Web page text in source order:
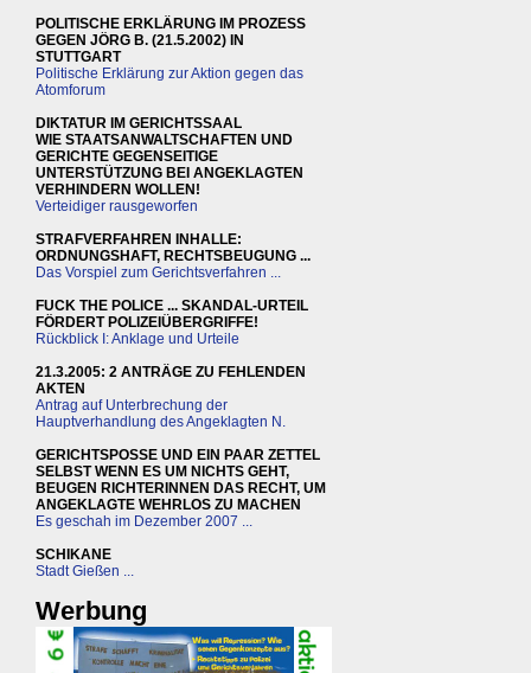
POLITISCHE ERKLÄRUNG IM PROZESS
GEGEN JÖRG B. (21.5.2002) IN
STUTTGART
Politische Erklärung zur Aktion gegen das
Atomforum
DIKTATUR IM GERICHTSSAAL
WIE STAATSANWALTSCHAFTEN UND
GERICHTE GEGENSEITIGE
UNTERSTÜTZUNG BEI ANGEKLAGTEN
VERHINDERN WOLLEN!
Verteidiger rausgeworfen
STRAFVERFAHREN INHALLE:
ORDNUNGSHAFT, RECHTSBEUGUNG ...
Das Vorspiel zum Gerichtsverfahren ...
FUCK THE POLICE ... SKANDAL-URTEIL
FÖRDERT POLIZEIÜBERGRIFFE!
Rückblick I: Anklage und Urteile
21.3.2005: 2 ANTRÄGE ZU FEHLENDEN
AKTEN
Antrag auf Unterbrechung der
Hauptverhandlung des Angeklagten N.
GERICHTSPOSSE UND EIN PAAR ZETTEL
SELBST WENN ES UM NICHTS GEHT,
BEUGEN RICHTERINNEN DAS RECHT, UM
ANGEKLAGTE WEHRLOS ZU MACHEN
Es geschah im Dezember 2007 ...
SCHIKANE
Stadt Gießen ...
Werbung